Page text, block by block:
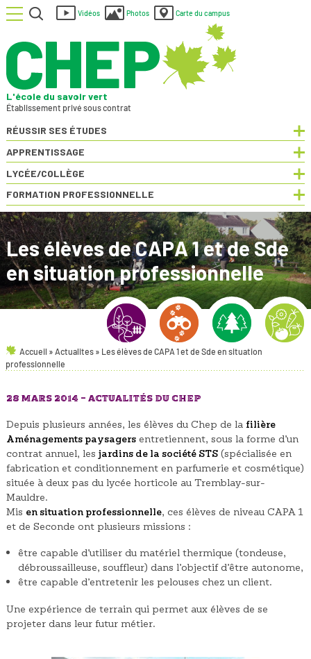
Menu Rechercher
Vidéos Photos Carte du campus
L'école du savoir vert
Établissement privé sous contrat
RÉUSSIR SES ÉTUDES
APPRENTISSAGE
LYCÉE/COLLÈGE
FORMATION PROFESSIONNELLE
Les élèves de CAPA 1 et de Sde
en situation professionnelle
AMÉNAGEMENTS PAYSAGERS
NATURE & ENVIRONNEMENT
FORÊT
Accueil »Actualites » Les élèves de CAPA 1 et de Sde en situation
professionnelle
28 MARS 2014 - ACTUALITÉS DU CHEP
Depuis plusieurs années, les élèves du Chep de la filière
Aménagements paysagersentretiennent, sous la forme d’un
contrat annuel, les jardins de la société STS(spécialisée en
fabrication et conditionnement en parfumerie et cosmétique)
située à deux pas du lycée horticole au Tremblay-sur-
Mauldre.
Mis en situation professionnelle, ces élèves de niveau CAPA 1
et de Seconde ont plusieurs missions :
être capable d’utiliser du matériel thermique (tondeuse,
débroussailleuse, souffleur) dans l’objectif d’être autonome,
être capable d’entretenir les pelouses chez un client.
Une expérience de terrain qui permet aux élèves de se
projeter dans leur futur métier.